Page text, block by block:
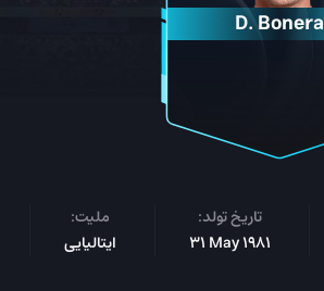
D. Bonera
تاریخ تولد:
31 May 1981
ملیت:
ایتالیایی